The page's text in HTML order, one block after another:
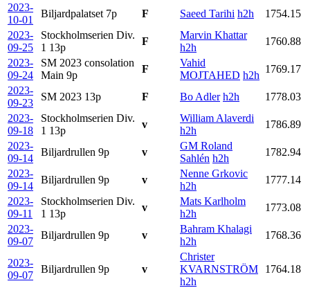
2023-
10-01
Biljardpalatset 7p F Saeed Tarihi h2h
1754.15
2023-
09-25
Stockholmserien Div.
1 13p
F
Marvin Khattar
h2h
1760.88
2023-
09-24
SM 2023 consolation
Main 9p
F
Vahid
MOJTAHED h2h
1769.17
2023-
09-23
SM 2023 13p F Bo Adler h2h
1778.03
2023-
09-18
Stockholmserien Div.
1 13p
v
William Alaverdi
h2h
1786.89
2023-
09-14
Biljardrullen 9p v
GM Roland
Sahlén h2h
1782.94
2023-
09-14
Biljardrullen 9p v
Nenne Grkovic
h2h
1777.14
2023-
09-11
Stockholmserien Div.
1 13p
v
Mats Karlholm
h2h
1773.08
2023-
09-07
Biljardrullen 9p v
Bahram Khalagi
h2h
1768.36
2023-
09-07
Biljardrullen 9p v
Christer
KVARNSTRÖM
h2h
1764.18